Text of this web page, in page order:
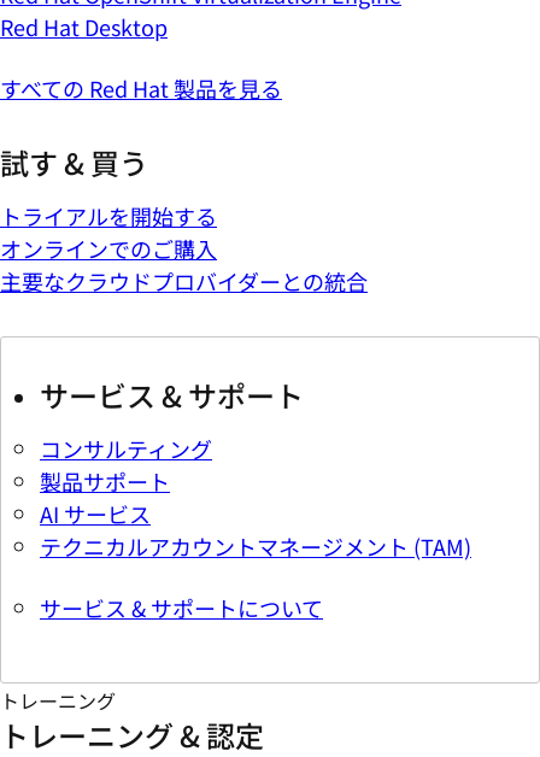
Red Hat Desktop
すべての Red Hat 製品を見る
試す & 買う
トライアルを開始する
オンラインでのご購入
主要なクラウドプロバイダーとの統合
サービス & サポート
コンサルティング
製品サポート
AI サービス
テクニカルアカウントマネージメント (TAM)
サービス & サポートについて
トレーニング
トレーニング & 認定